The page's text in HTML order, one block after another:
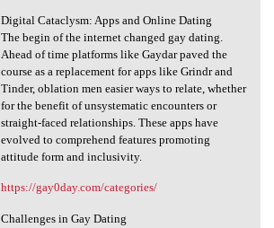
Digital Cataclysm: Apps and Online Dating
The begin of the internet changed gay dating.
Ahead of time platforms like Gaydar paved the
course as a replacement for apps like Grindr and
Tinder, oblation men easier ways to relate, whether
for the benefit of unsystematic encounters or
straight-faced relationships. These apps have
evolved to comprehend features promoting
attitude form and inclusivity.
https://gay0day.com/categories/
Challenges in Gay Dating